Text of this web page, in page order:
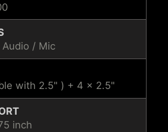
Audio / Mic
with 2.5" ) + 4 x 2.5"
inch